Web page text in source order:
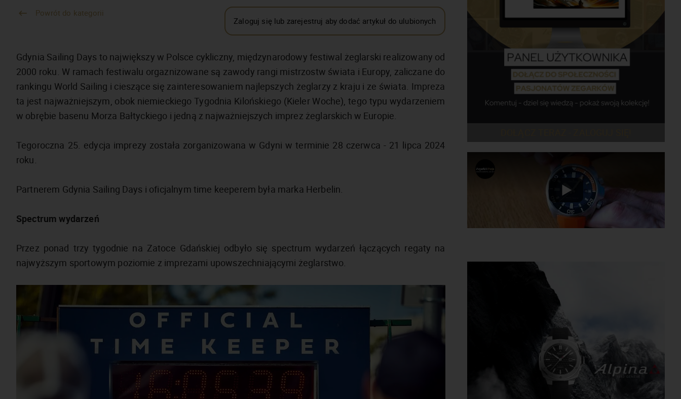
Powrót do kategorii
Zaloguj się lub zarejestruj aby dodać artykuł do ulubionych
Gdynia Sailing Days to największy w Polsce cykliczny, międzynarodowy festiwal żeglarski realizowany od
2000 roku. W ramach festiwalu orgaznizowane są zawody rangi mistrzostw świata i Europy, zaliczane do
rankingu World Sailing i cieszące się zainteresowaniem najlepszych żeglarzy z kraju i ze świata. Impreza
ta jest najważniejszym, obok niemieckiego Tygodnia Kilońskiego (Kieler Woche), tego typu wydarzeniem
w obrębie basenu Morza Bałtyckiego i jedną z najważniejszych imprez żeglarskich w Europie.
Tegoroczna 25. edycja imprezy została zorganizowana w Gdyni w terminie 28 czerwca - 21 lipca 2024
roku.
Partnerem Gdynia Sailing Days i oficjalnym time keeperem była marka Herbelin.
Spectrum wydarzeń
Przez ponad trzy tygodnie na Zatoce Gdańskiej odbyło się spectrum wydarzeń łączących regaty na
najwyższym sportowym poziomie z imprezami upowszechniającymi żeglarstwo.